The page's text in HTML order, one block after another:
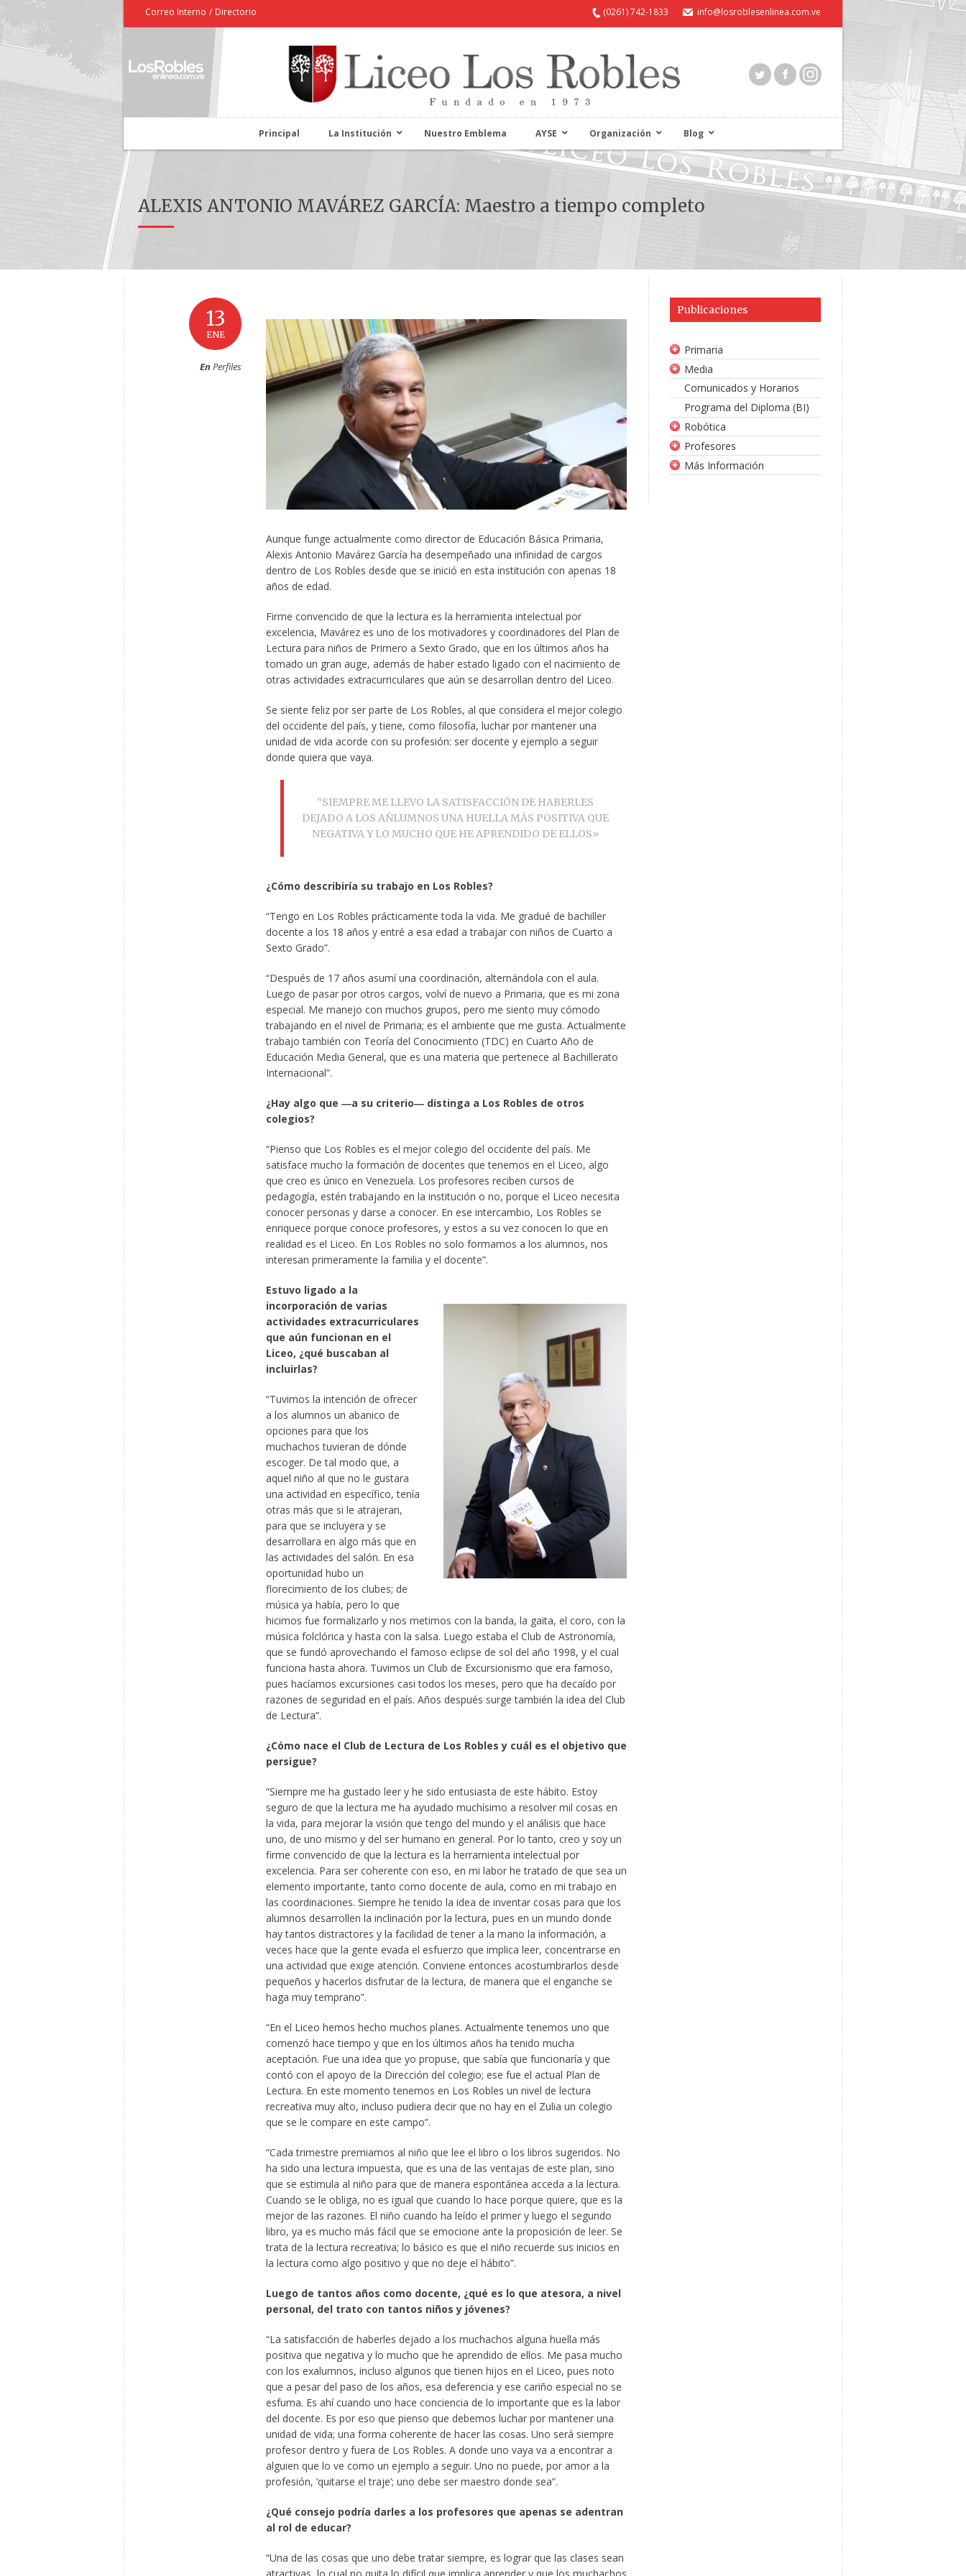
Correo Interno / Directorio (0261) 742-1833 info@losroblesenlinea.com.ve
Principal La Institución Nuestro Emblema AYSE Organización Blog
ALEXIS ANTONIO MAVÁREZ GARCÍA: Maestro a tiempo completo
13
ENE
EnPerfiles
Aunque funge actualmente como director de Educación Básica Primaria,
Alexis Antonio Mavárez García ha desempeñado una infinidad de cargos
dentro de Los Robles desde que se inició en esta institución con apenas 18
años de edad.
Firme convencido de que la lectura es la herramienta intelectual por
excelencia, Mavárez es uno de los motivadores y coordinadores del Plan de
Lectura para niños de Primero a Sexto Grado, que en los últimos años ha
tomado un gran auge, además de haber estado ligado con el nacimiento de
otras actividades extracurriculares que aún se desarrollan dentro del Liceo.
Se siente feliz por ser parte de Los Robles, al que considera el mejor colegio
del occidente del país, y tiene, como filosofía, luchar por mantener una
unidad de vida acorde con su profesión: ser docente y ejemplo a seguir
donde quiera que vaya.
“SIEMPRE ME LLEVO LA SATISFACCIÓN DE HABERLES
DEJADO A LOS AÑLUMNOS UNA HUELLA MÁS POSITIVA QUE
NEGATIVA Y LO MUCHO QUE HE APRENDIDO DE ELLOS»
¿Cómo describiría su trabajo en Los Robles?
“Tengo en Los Robles prácticamente toda la vida. Me gradué de bachiller
docente a los 18 años y entré a esa edad a trabajar con niños de Cuarto a
Sexto Grado”.
“Después de 17 años asumí una coordinación, alternándola con el aula.
Luego de pasar por otros cargos, volví de nuevo a Primaria, que es mi zona
especial. Me manejo con muchos grupos, pero me siento muy cómodo
trabajando en el nivel de Primaria; es el ambiente que me gusta. Actualmente
trabajo también con Teoría del Conocimiento (TDC) en Cuarto Año de
Educación Media General, que es una materia que pertenece al Bachillerato
Internacional”.
¿Hay algo que ―a su criterio― distinga a Los Robles de otros
colegios?
“Pienso que Los Robles es el mejor colegio del occidente del país. Me
satisface mucho la formación de docentes que tenemos en el Liceo, algo
que creo es único en Venezuela. Los profesores reciben cursos de
pedagogía, estén trabajando en la institución o no, porque el Liceo necesita
conocer personas y darse a conocer. En ese intercambio, Los Robles se
enriquece porque conoce profesores, y estos a su vez conocen lo que en
realidad es el Liceo. En Los Robles no solo formamos a los alumnos, nos
interesan primeramente la familia y el docente”.
Estuvo ligado a la
incorporación de varias
actividades extracurriculares
que aún funcionan en el
Liceo, ¿qué buscaban al
incluirlas?
“Tuvimos la intención de ofrecer
a los alumnos un abanico de
opciones para que los
muchachos tuvieran de dónde
escoger. De tal modo que, a
aquel niño al que no le gustara
una actividad en específico, tenía
otras más que si le atrajeran,
para que se incluyera y se
desarrollara en algo más que en
las actividades del salón. En esa
oportunidad hubo un
florecimiento de los clubes; de
música ya había, pero lo que
hicimos fue formalizarlo y nos metimos con la banda, la gaita, el coro, con la
música folclórica y hasta con la salsa. Luego estaba el Club de Astronomía,
que se fundó aprovechando el famoso eclipse de sol del año 1998, y el cual
funciona hasta ahora. Tuvimos un Club de Excursionismo que era famoso,
pues hacíamos excursiones casi todos los meses, pero que ha decaído por
razones de seguridad en el país. Años después surge también la idea del Club
de Lectura”.
¿Cómo nace el Club de Lectura de Los Robles y cuál es el objetivo que
persigue?
“Siempre me ha gustado leer y he sido entusiasta de este hábito. Estoy
seguro de que la lectura me ha ayudado muchísimo a resolver mil cosas en
la vida, para mejorar la visión que tengo del mundo y el análisis que hace
uno, de uno mismo y del ser humano en general. Por lo tanto, creo y soy un
firme convencido de que la lectura es la herramienta intelectual por
excelencia. Para ser coherente con eso, en mi labor he tratado de que sea un
elemento importante, tanto como docente de aula, como en mi trabajo en
las coordinaciones. Siempre he tenido la idea de inventar cosas para que los
alumnos desarrollen la inclinación por la lectura, pues en un mundo donde
hay tantos distractores y la facilidad de tener a la mano la información, a
veces hace que la gente evada el esfuerzo que implica leer, concentrarse en
una actividad que exige atención. Conviene entonces acostumbrarlos desde
pequeños y hacerlos disfrutar de la lectura, de manera que el enganche se
haga muy temprano”.
“En el Liceo hemos hecho muchos planes. Actualmente tenemos uno que
comenzó hace tiempo y que en los últimos años ha tenido mucha
aceptación. Fue una idea que yo propuse, que sabía que funcionaría y que
contó con el apoyo de la Dirección del colegio; ese fue el actual Plan de
Lectura. En este momento tenemos en Los Robles un nivel de lectura
recreativa muy alto, incluso pudiera decir que no hay en el Zulia un colegio
que se le compare en este campo”.
“Cada trimestre premiamos al niño que lee el libro o los libros sugeridos. No
ha sido una lectura impuesta, que es una de las ventajas de este plan, sino
que se estimula al niño para que de manera espontánea acceda a la lectura.
Cuando se le obliga, no es igual que cuando lo hace porque quiere, que es la
mejor de las razones. El niño cuando ha leído el primer y luego el segundo
libro, ya es mucho más fácil que se emocione ante la proposición de leer. Se
trata de la lectura recreativa; lo básico es que el niño recuerde sus inicios en
la lectura como algo positivo y que no deje el hábito”.
Luego de tantos años como docente, ¿qué es lo que atesora, a nivel
personal, del trato con tantos niños y jóvenes?
“La satisfacción de haberles dejado a los muchachos alguna huella más
positiva que negativa y lo mucho que he aprendido de ellos. Me pasa mucho
con los exalumnos, incluso algunos que tienen hijos en el Liceo, pues noto
que a pesar del paso de los años, esa deferencia y ese cariño especial no se
esfuma. Es ahí cuando uno hace conciencia de lo importante que es la labor
del docente. Es por eso que pienso que debemos luchar por mantener una
unidad de vida; una forma coherente de hacer las cosas. Uno será siempre
profesor dentro y fuera de Los Robles. A donde uno vaya va a encontrar a
alguien que lo ve como un ejemplo a seguir. Uno no puede, por amor a la
profesión, ‘quitarse el traje’; uno debe ser maestro donde sea”.
¿Qué consejo podría darles a los profesores que apenas se adentran
al rol de educar?
“Una de las cosas que uno debe tratar siempre, es lograr que las clases sean
Publicaciones
Primaria
Media
Comunicados y Horarios
Programa del Diploma (BI)
Robótica
Profesores
Más Información